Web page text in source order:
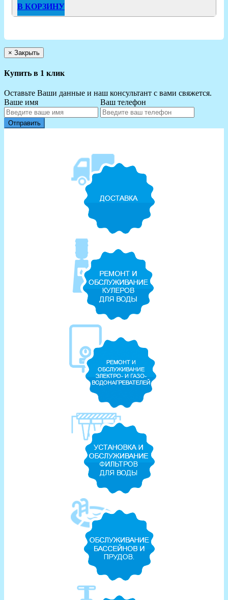
В КОРЗИНУ
× Закрыть
Купить в 1 клик
Оставьте Ваши данные и наш консультант с вами свяжется.
Ваше имя
Ваш телефон
Отправить